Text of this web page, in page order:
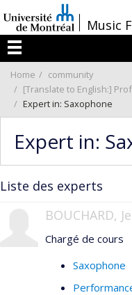
au
contenu
/Music
Menu
Home
community
[Translate to English:]
Expert in: Saxophone
Expert in:
Liste des experts
BOUCHARD,
Chargé de cours
Saxophone